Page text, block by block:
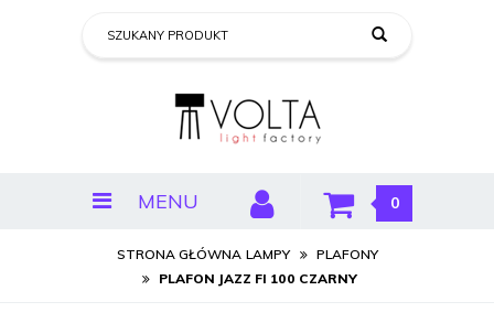
MENU 0
STRONA GŁÓWNA LAMPY
PLAFONY
PLAFON JAZZ FI 100 CZARNY